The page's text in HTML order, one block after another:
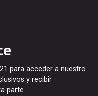
para acceder a nuestro
y recibir
parte…